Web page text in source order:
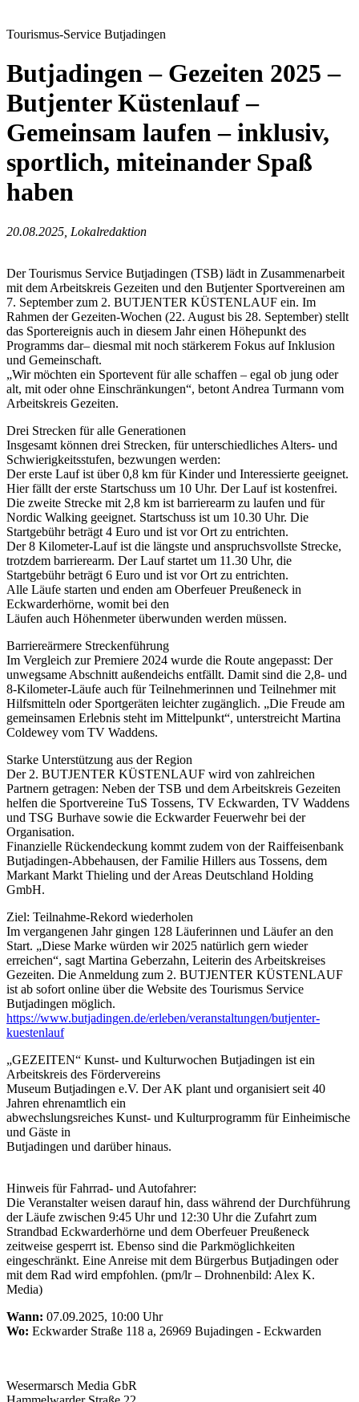
Tourismus-Service Butjadingen
Butjadingen – Gezeiten 2025 –
Butjenter Küstenlauf –
Gemeinsam laufen – inklusiv,
sportlich, miteinander Spaß
haben
20.08.2025, Lokalredaktion
Der Tourismus Service Butjadingen (TSB) lädt in Zusammenarbeit
mit dem Arbeitskreis Gezeiten und den Butjenter Sportvereinen am
7. September zum 2. BUTJENTER KÜSTENLAUF ein. Im
Rahmen der Gezeiten-Wochen (22. August bis 28. September) stellt
das Sportereignis auch in diesem Jahr einen Höhepunkt des
Programms dar– diesmal mit noch stärkerem Fokus auf Inklusion
und Gemeinschaft.
„Wir möchten ein Sportevent für alle schaffen – egal ob jung oder
alt, mit oder ohne Einschränkungen“, betont Andrea Turmann vom
Arbeitskreis Gezeiten.
Drei Strecken für alle Generationen
Insgesamt können drei Strecken, für unterschiedliches Alters- und
Schwierigkeitsstufen, bezwungen werden:
Der erste Lauf ist über 0,8 km für Kinder und Interessierte geeignet.
Hier fällt der erste Startschuss um 10 Uhr. Der Lauf ist kostenfrei.
Die zweite Strecke mit 2,8 km ist barrierearm zu laufen und für
Nordic Walking geeignet. Startschuss ist um 10.30 Uhr. Die
Startgebühr beträgt 4 Euro und ist vor Ort zu entrichten.
Der 8 Kilometer-Lauf ist die längste und anspruchsvollste Strecke,
trotzdem barrierearm. Der Lauf startet um 11.30 Uhr, die
Startgebühr beträgt 6 Euro und ist vor Ort zu entrichten.
Alle Läufe starten und enden am Oberfeuer Preußeneck in
Eckwarderhörne, womit bei den
Läufen auch Höhenmeter überwunden werden müssen.
Barriereärmere Streckenführung
Im Vergleich zur Premiere 2024 wurde die Route angepasst: Der
unwegsame Abschnitt außendeichs entfällt. Damit sind die 2,8- und
8-Kilometer-Läufe auch für Teilnehmerinnen und Teilnehmer mit
Hilfsmitteln oder Sportgeräten leichter zugänglich. „Die Freude am
gemeinsamen Erlebnis steht im Mittelpunkt“, unterstreicht Martina
Coldewey vom TV Waddens.
Starke Unterstützung aus der Region
Der 2. BUTJENTER KÜSTENLAUF wird von zahlreichen
Partnern getragen: Neben der TSB und dem Arbeitskreis Gezeiten
helfen die Sportvereine TuS Tossens, TV Eckwarden, TV Waddens
und TSG Burhave sowie die Eckwarder Feuerwehr bei der
Organisation.
Finanzielle Rückendeckung kommt zudem von der Raiffeisenbank
Butjadingen-Abbehausen, der Familie Hillers aus Tossens, dem
Markant Markt Thieling und der Areas Deutschland Holding
GmbH.
Ziel: Teilnahme-Rekord wiederholen
Im vergangenen Jahr gingen 128 Läuferinnen und Läufer an den
Start. „Diese Marke würden wir 2025 natürlich gern wieder
erreichen“, sagt Martina Geberzahn, Leiterin des Arbeitskreises
Gezeiten. Die Anmeldung zum 2. BUTJENTER KÜSTENLAUF
ist ab sofort online über die Website des Tourismus Service
Butjadingen möglich.
https://www.butjadingen.de/erleben/veranstaltungen/butjenter-
kuestenlauf
„GEZEITEN“ Kunst- und Kulturwochen Butjadingen ist ein
Arbeitskreis des Fördervereins
Museum Butjadingen e.V. Der AK plant und organisiert seit 40
Jahren ehrenamtlich ein
abwechslungsreiches Kunst- und Kulturprogramm für Einheimische
und Gäste in
Butjadingen und darüber hinaus.
Hinweis für Fahrrad- und Autofahrer:
Die Veranstalter weisen darauf hin, dass während der Durchführung
der Läufe zwischen 9:45 Uhr und 12:30 Uhr die Zufahrt zum
Strandbad Eckwarderhörne und dem Oberfeuer Preußeneck
zeitweise gesperrt ist. Ebenso sind die Parkmöglichkeiten
eingeschränkt. Eine Anreise mit dem Bürgerbus Butjadingen oder
mit dem Rad wird empfohlen. (pm/lr – Drohnenbild: Alex K.
Media)
Wann: 07.09.2025, 10:00 Uhr
Wo: Eckwarder Straße 118 a, 26969 Bujadingen - Eckwarden
Wesermarsch Media GbR